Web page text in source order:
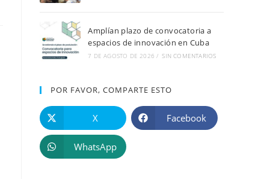
Amplían plazo de convocatoria a
espacios de innovación en Cuba
7 DE AGOSTO DE 2026 / SIN COMENTARIOS
POR FAVOR, COMPARTE ESTO
X Facebook
WhatsApp